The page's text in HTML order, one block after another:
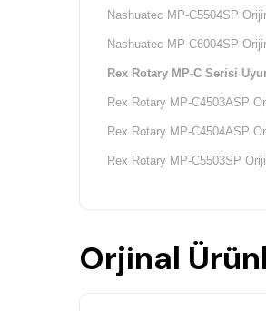
Nashuatec MP-C5504SP
Nashuatec MP-C6004SP
Rex Rotary MP-C Serisi
Rex Rotary MP-C4503ASP
Rex Rotary MP-C4504ASP
Rex Rotary MP-C5503SP
Gestetner MP-C Serisi
Gestetner MP-C4503ASP
Orjinal